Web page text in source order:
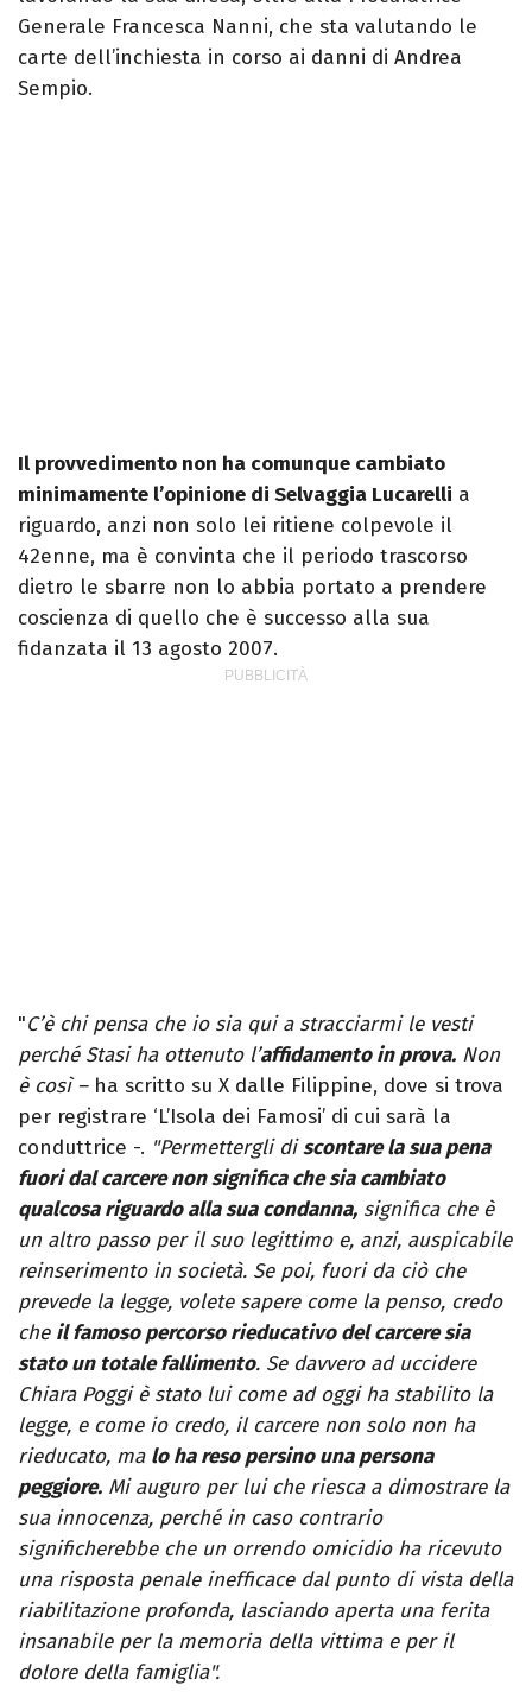
Generale Francesca Nanni, che sta valutando le
carte dell’inchiesta in corso ai danni di Andrea
Sempio.
Il provvedimento non ha comunque cambiato
minimamente l’opinione di Selvaggia Lucarelli a
riguardo, anzi non solo lei ritiene colpevole il
42enne, ma è convinta che il periodo trascorso
dietro le sbarre non lo abbia portato a prendere
coscienza di quello che è successo alla sua
fidanzata il 13 agosto 2007.
"C’è chi pensa che io sia qui a stracciarmi le vesti
perché Stasi ha ottenuto l’affidamento in prova. Non
è così –ha scritto su X dalle Filippine, dove si trova
per registrare ‘L’Isola dei Famosi’ di cui sarà la
conduttrice -. "Permettergli discontare la sua pena
fuori dal carcere non significa che sia cambiato
qualcosa riguardo alla sua condanna, significa che è
un altro passo per il suo legittimo e, anzi, auspicabile
reinserimento in società. Se poi, fuori da ciò che
prevede la legge, volete sapere come la penso, credo
che il famoso percorso rieducativo del carcere sia
stato un totale fallimento. Se davvero ad uccidere
Chiara Poggi è stato lui come ad oggi ha stabilito la
legge, e come io credo, il carcere non solo non ha
rieducato, ma lo ha reso persino una persona
peggiore. Mi auguro per lui che riesca a dimostrare la
sua innocenza, perché in caso contrario
significherebbe che un orrendo omicidio ha ricevuto
una risposta penale inefficace dal punto di vista della
riabilitazione profonda, lasciando aperta una ferita
insanabile per la memoria della vittima e per il
dolore della famiglia".